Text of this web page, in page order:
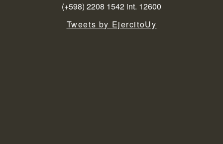
(+598) 2208 1542 int. 12600
Tweets by EjercitoUy